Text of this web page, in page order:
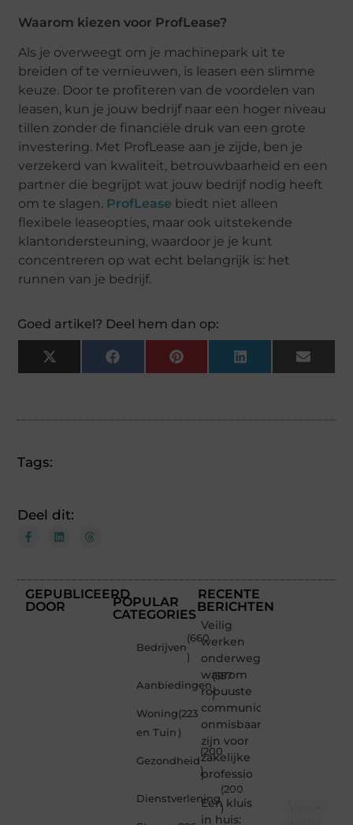
Waarom kiezen voor ProfLease?
Als je overweegt om je machinepark uit te
breiden of te vernieuwen, is leasen een slimme
keuze. Door te profiteren van de voordelen van
leasen, kun je jouw bedrijf naar een hoger niveau
tillen zonder de financiële druk van een grote
investering. Met ProfLease aan je zijde, ben je
verzekerd van kwaliteit, betrouwbaarheid en een
partner die begrijpt wat jouw bedrijf nodig heeft
om te slagen. ProfLease biedt niet alleen
flexibele leaseopties, maar ook uitstekende
klantondersteuning, waardoor je je kunt
concentreren op wat echt belangrijk is: het
runnen van je bedrijf.
Goed artikel? Deel hem dan op:
X
(Twitter)
FacebookPinterestLinkedInEmail
Tags:
Deel dit:
GEPUBLICEERD
DOOR
POPULAR
CATEGORIES
Bedrijven
(660
)
Aanbiedingen
(357
)
Woning
en Tuin
(223
)
Gezondheid
(200
)
Dienstverlening
(200
)
RECENTE
BERICHTEN
Veilig
werken
onderweg:
waarom
robuuste
communicatiemiddelen
onmisbaar
zijn voor
zakelijke
professio
Een kluis
in huis: